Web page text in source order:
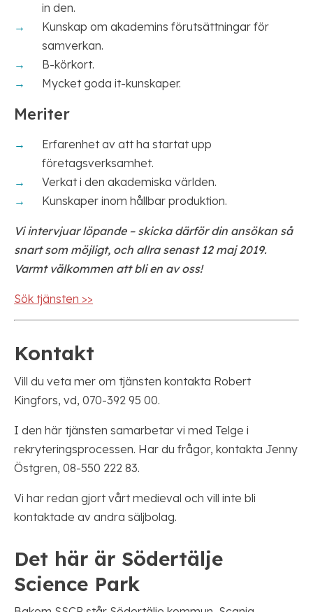
in den.
Kunskap om akademins förutsättningar för
samverkan.
B-körkort.
Mycket goda it-kunskaper.
Meriter
Erfarenhet av att ha startat upp
företagsverksamhet.
Verkat i den akademiska världen.
Kunskaper inom hållbar produktion.
Vi intervjuar löpande – skicka därför din ansökan så
snart som möjligt, och allra senast 12 maj 2019.
Varmt välkommen att bli en av oss!
Sök tjänsten >>
Kontakt
Vill du veta mer om tjänsten kontakta Robert
Kingfors, vd, 070-392 95 00.
I den här tjänsten samarbetar vi med Telge i
rekryteringsprocessen. Har du frågor, kontakta Jenny
Östgren, 08-550 222 83.
Vi har redan gjort vårt medieval och vill inte bli
kontaktade av andra säljbolag.
Det här är Södertälje
Science Park